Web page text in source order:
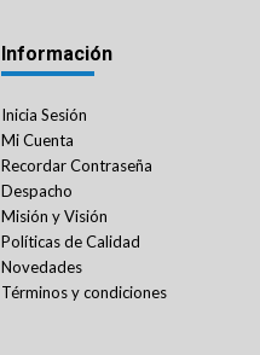
Información
Inicia Sesión
Mi Cuenta
Recordar Contraseña
Despacho
Misión y Visión
Políticas de Calidad
Novedades
Términos y condiciones